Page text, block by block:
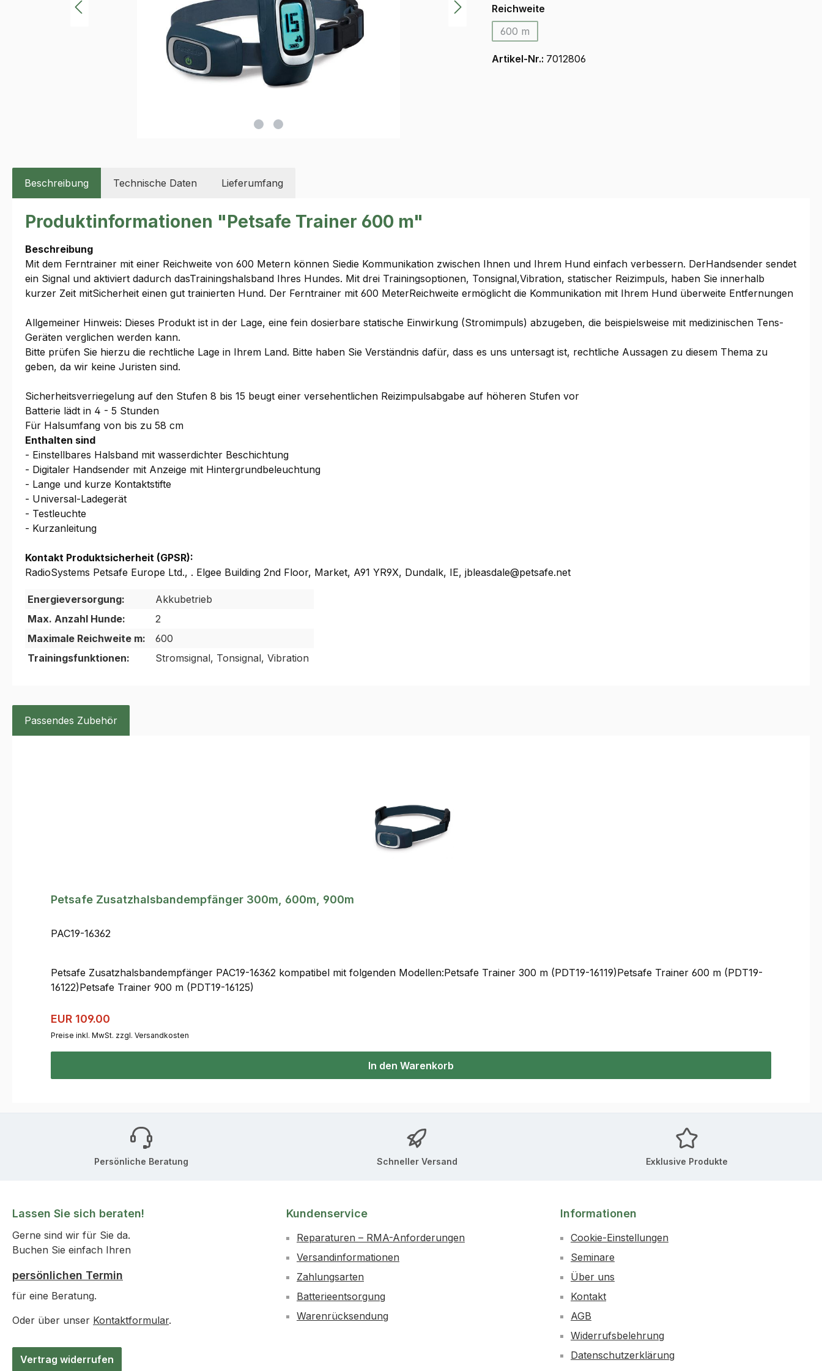
Reichweite
600 m
(Diese Option ist zurzeit nicht verfügbar.)
Artikel-Nr.: 7012806
Beschreibung Technische Daten Lieferumfang
Produktinformationen "Petsafe Trainer 600 m"
Beschreibung
Mit dem Ferntrainer mit einer Reichweite von 600 Metern können Siedie Kommunikation zwischen Ihnen und Ihrem Hund einfach verbessern. DerHandsender sendet
ein Signal und aktiviert dadurch dasTrainingshalsband Ihres Hundes. Mit drei Trainingsoptionen, Tonsignal,Vibration, statischer Reizimpuls, haben Sie innerhalb
kurzer Zeit mitSicherheit einen gut trainierten Hund. Der Ferntrainer mit 600 MeterReichweite ermöglicht die Kommunikation mit Ihrem Hund überweite Entfernungen
Allgemeiner Hinweis: Dieses Produkt ist in der Lage, eine fein dosierbare statische Einwirkung (Stromimpuls) abzugeben, die beispielsweise mit medizinischen Tens-
Geräten verglichen werden kann.
Bitte prüfen Sie hierzu die rechtliche Lage in Ihrem Land. Bitte haben Sie Verständnis dafür, dass es uns untersagt ist, rechtliche Aussagen zu diesem Thema zu
geben, da wir keine Juristen sind.
Sicherheitsverriegelung auf den Stufen 8 bis 15 beugt einer versehentlichen Reizimpulsabgabe auf höheren Stufen vor
Batterie lädt in 4 - 5 Stunden
Für Halsumfang von bis zu 58 cm
Enthalten sind
- Einstellbares Halsband mit wasserdichter Beschichtung
- Digitaler Handsender mit Anzeige mit Hintergrundbeleuchtung
- Lange und kurze Kontaktstifte
- Universal-Ladegerät
- Testleuchte
- Kurzanleitung
Kontakt Produktsicherheit (GPSR):
RadioSystems Petsafe Europe Ltd., . Elgee Building 2nd Floor, Market, A91 YR9X, Dundalk, IE, jbleasdale@petsafe.net
Energieversorgung:
Akkubetrieb
Max. Anzahl Hunde:
2
Maximale Reichweite m:
600
Trainingsfunktionen:
Stromsignal, Tonsignal, Vibration
Passendes Zubehör
Petsafe Zusatzhalsbandempfänger 300m, 600m, 900m
PAC19-16362
Petsafe Zusatzhalsbandempfänger PAC19-16362 kompatibel mit folgenden Modellen:Petsafe Trainer 300 m (PDT19-16119)Petsafe Trainer 600 m (PDT19-
16122)Petsafe Trainer 900 m (PDT19-16125)
Verkaufspreis:
EUR 109.00
Preise inkl. MwSt. zzgl. Versandkosten
In den Warenkorb
Persönliche Beratung Schneller Versand Exklusive Produkte
Lassen Sie sich beraten!
Gerne sind wir für Sie da.
Buchen Sie einfach Ihren
persönlichen Termin
für eine Beratung.
Oder über unser Kontaktformular.
Vertrag widerrufen
Kundenservice
Reparaturen – RMA-Anforderungen
Versandinformationen
Zahlungsarten
Batterieentsorgung
Warenrücksendung
Informationen
Cookie-Einstellungen
Seminare
Über uns
Kontakt
AGB
Widerrufsbelehrung
Datenschutzerklärung